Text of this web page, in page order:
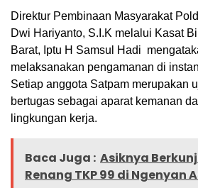
Direktur Pembinaan Masyarakat
Dwi Hariyanto, S.I.K melalui Kasat
Barat, Iptu H Samsul Hadi
melaksanakan pengamanan di
Setiap anggota Satpam merupakan
bertugas sebagai aparat kemanan
lingkungan kerja.
Baca Juga : Asiknya
Renang TKP 99 di Ngenyan